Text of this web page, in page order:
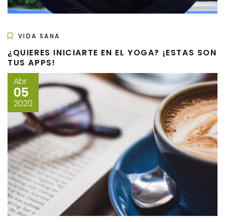
VIDA SANA
¿QUIERES INICIARTE EN EL YOGA? ¡ESTAS SON
TUS APPS!
Abr
05
2020